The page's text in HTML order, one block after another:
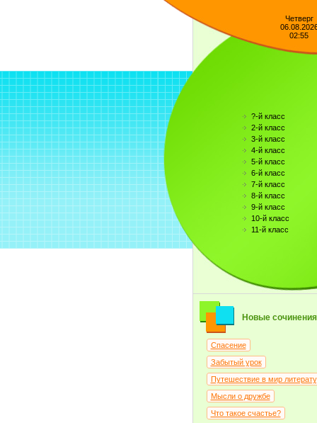
Четверг
02:55
?-й класс
2-й класс
3-й класс
4-й класс
5-й класс
6-й класс
7-й класс
8-й класс
9-й класс
10-й класс
11-й класс
Новые сочинения
Спасение
Забытый урок
Путешествие в мир
Мысли о дружбе
Что такое счастье?